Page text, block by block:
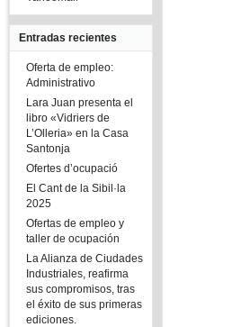
Entradas recientes
Oferta de empleo:
Administrativo
Lara Juan presenta el
libro «Vidriers de
L’Olleria» en la Casa
Santonja
Ofertes d’ocupació
El Cant de la Sibil·la
2025
Ofertas de empleo y
taller de ocupación
La Alianza de Ciudades
Industriales, reafirma
sus compromisos, tras
el éxito de sus primeras
ediciones.